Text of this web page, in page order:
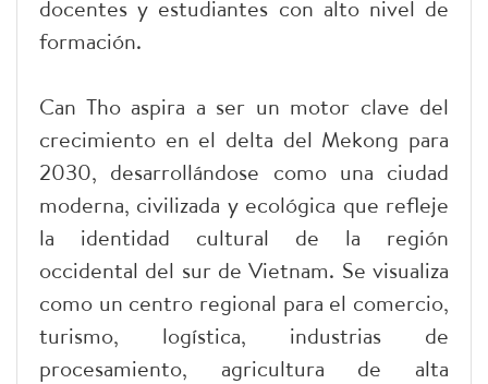
docentes y estudiantes con alto nivel de
formación.
Can Tho aspira a ser un motor clave del
crecimiento en el delta del Mekong para
2030, desarrollándose como una ciudad
moderna, civilizada y ecológica que refleje
la identidad cultural de la región
occidental del sur de Vietnam. Se visualiza
como un centro regional para el comercio,
turismo, logística, industrias de
procesamiento, agricultura de alta